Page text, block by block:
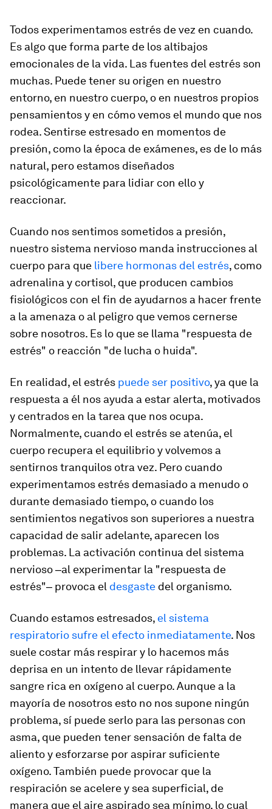
Todos experimentamos estrés de vez en cuando.
Es algo que forma parte de los altibajos
emocionales de la vida. Las fuentes del estrés son
muchas. Puede tener su origen en nuestro
entorno, en nuestro cuerpo, o en nuestros propios
pensamientos y en cómo vemos el mundo que nos
rodea. Sentirse estresado en momentos de
presión, como la época de exámenes, es de lo más
natural, pero estamos diseñados
psicológicamente para lidiar con ello y
reaccionar.
Cuando nos sentimos sometidos a presión,
nuestro sistema nervioso manda instrucciones al
cuerpo para que libere hormonas del estrés, como
adrenalina y cortisol, que producen cambios
fisiológicos con el fin de ayudarnos a hacer frente
a la amenaza o al peligro que vemos cernerse
sobre nosotros. Es lo que se llama "respuesta de
estrés" o reacción "de lucha o huida".
En realidad, el estrés puede ser positivo, ya que la
respuesta a él nos ayuda a estar alerta, motivados
y centrados en la tarea que nos ocupa.
Normalmente, cuando el estrés se atenúa, el
cuerpo recupera el equilibrio y volvemos a
sentirnos tranquilos otra vez. Pero cuando
experimentamos estrés demasiado a menudo o
durante demasiado tiempo, o cuando los
sentimientos negativos son superiores a nuestra
capacidad de salir adelante, aparecen los
problemas. La activación continua del sistema
nervioso ‒al experimentar la "respuesta de
estrés"‒ provoca el desgaste del organismo.
Cuando estamos estresados, el sistema
respiratorio sufre el efecto inmediatamente. Nos
suele costar más respirar y lo hacemos más
deprisa en un intento de llevar rápidamente
sangre rica en oxígeno al cuerpo. Aunque a la
mayoría de nosotros esto no nos supone ningún
problema, sí puede serlo para las personas con
asma, que pueden tener sensación de falta de
aliento y esforzarse por aspirar suficiente
oxígeno. También puede provocar que la
respiración se acelere y sea superficial, de
manera que el aire aspirado sea mínimo, lo cual